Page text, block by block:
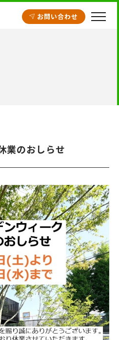
お問い合わせ
業のおしらせ